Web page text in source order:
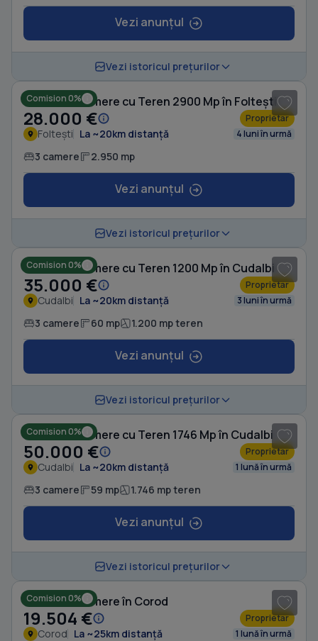
Vezi anunțul
Vezi istoricul prețurilor
Comision 0%
Casă cu 3 camere cu Teren 2900 Mp în Foltești
28.000 € Proprietar
Foltești La ~20km distanță 4 luni în urmă
3 camere 2.950 mp
Vezi anunțul
Vezi istoricul prețurilor
Comision 0%
Casă cu 3 camere cu Teren 1200 Mp în Cudalbi
35.000 € Proprietar
Cudalbi La ~20km distanță 3 luni în urmă
3 camere 60 mp 1.200 mp teren
Vezi anunțul
Vezi istoricul prețurilor
Comision 0%
Casă cu 3 camere cu Teren 1746 Mp în Cudalbi
50.000 € Proprietar
Cudalbi La ~20km distanță 1 lună în urmă
3 camere 59 mp 1.746 mp teren
Vezi anunțul
Vezi istoricul prețurilor
Comision 0%
Casă cu 3 camere în Corod
19.504 € Proprietar
Corod La ~25km distanță 1 lună în urmă